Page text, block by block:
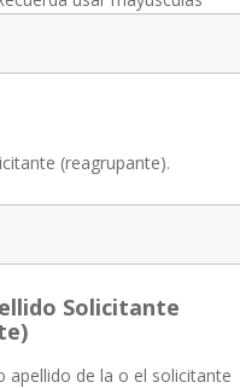
(reagrupante).
Solicitante
apellido de la o el solicitante